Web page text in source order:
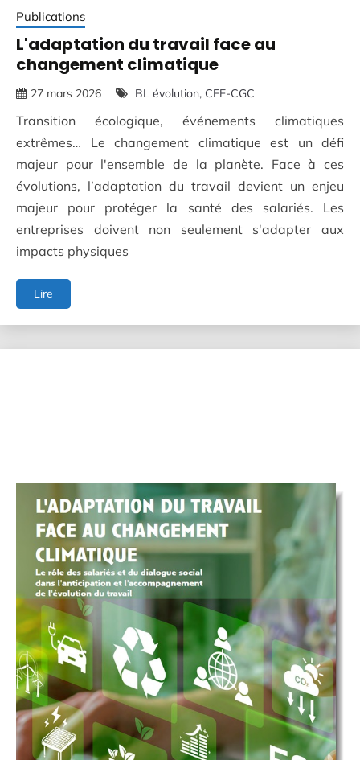
Publications
L'adaptation du travail face au
changement climatique
27 mars 2026 BL évolution CFE-CGC
Transition écologique, événements climatiques
extrêmes… Le changement climatique est un défi
majeur pour l'ensemble de la planète. Face à ces
évolutions, l’adaptation du travail devient un enjeu
majeur pour protéger la santé des salariés. Les
entreprises doivent non seulement s'adapter aux
impacts physiques
Lire
du
travail